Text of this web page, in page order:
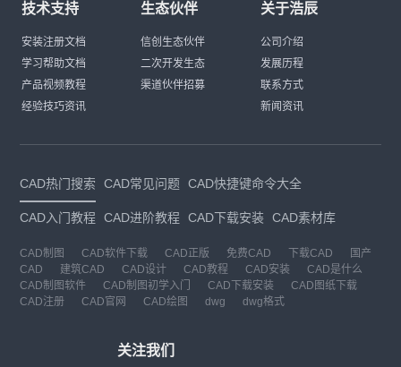
技术支持
安装注册文档
学习帮助文档
产品视频教程
经验技巧资讯
生态伙伴
信创生态伙伴
二次开发生态
渠道伙伴招募
关于浩辰
公司介绍
发展历程
联系方式
新闻资讯
CAD热门搜索 CAD常见问题 CAD快捷键命令大全
CAD入门教程 CAD进阶教程 CAD下载安装 CAD素材库
CAD制图 CAD软件下载 CAD正版 免费CAD 下载CAD
国产
CAD
建筑CAD CAD设计 CAD教程 CAD安装
CAD是什么
CAD制图软件
CAD制图初学入门 CAD下载安装
CAD图纸下载
CAD注册
CAD官网 CAD绘图 dwg dwg格式
关注我们